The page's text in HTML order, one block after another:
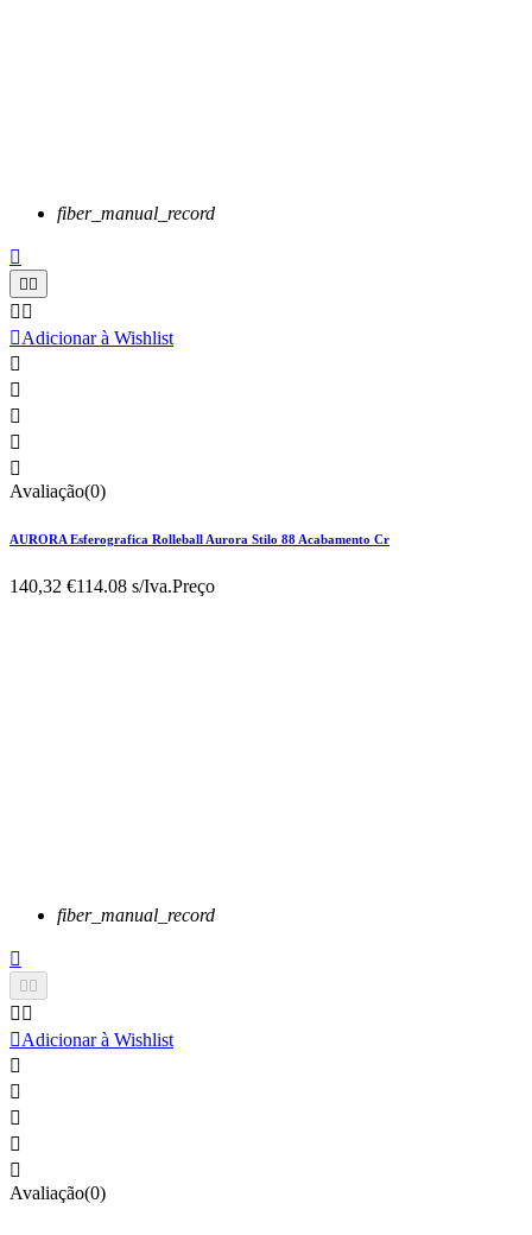
fiber_manual_record

 
 
Adicionar à Wishlist





Avaliação(0)
AURORA Esferografica Rolleball Aurora Stilo 88 Acabamento Cr
140,32 €114.08 s/Iva.Preço
fiber_manual_record

 
 
Adicionar à Wishlist





Avaliação(0)